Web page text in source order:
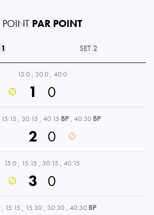
POINT PAR POINT
SET 2
15:0 , 30:0 , 40:0
1 0
15:15 , 30:15 , 40:15 BP , 40:30 BP
2 0
15:0 , 15:15 , 30:15 , 40:15
3 0
, 15:15 , 15:30 , 30:30 , 40:30 BP